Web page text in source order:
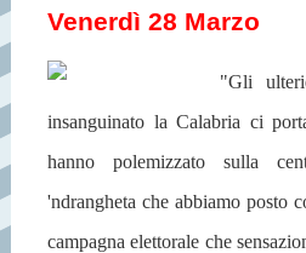
Venerdì 28 Marzo
"Gli
insanguinato la Calabria ci
hanno polemizzato sulla
'ndrangheta che abbiamo posto
campagna elettorale che